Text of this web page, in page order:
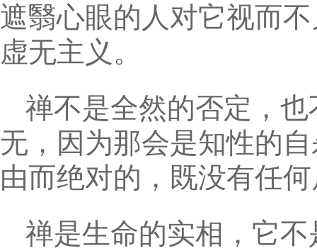
遮翳心眼的人对它视而
虚无主义。
禅不是全然的否定，
无，因为那会是知性的
由而绝对的，既没有任
禅是生命的实相，它